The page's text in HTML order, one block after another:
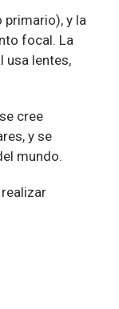
y la
focal. La
usa lentes,
cree
y se
mundo.